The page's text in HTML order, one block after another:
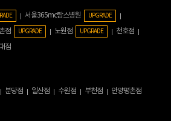
서울365mc람스병원 UPGRADE
점 UPGRADE 노원점 UPGRADE
천호점
점
분당점 일산점 수원점 부천점 안양평촌점